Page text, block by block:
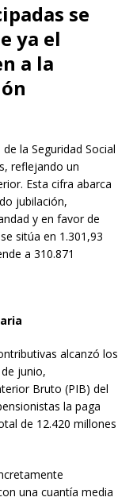
se
ya el
a la
la Seguridad Social
reflejando un
Esta cifra abarca
jubilación,
y en favor de
sitúa en 1.301,93
a 310.871
alcanzó los
junio,
Bruto (PIB) del
la paga
de 12.420 millones
una cuantía media